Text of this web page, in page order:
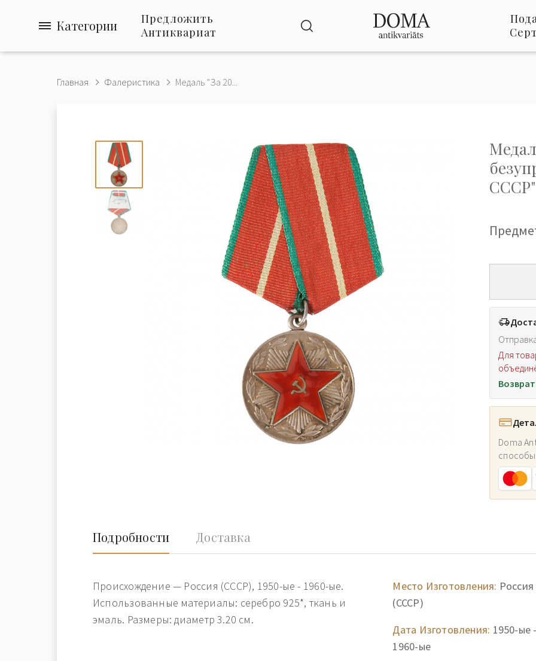
Категории
Предложить
Антиквариат
Главная Фалеристика Медаль "За 20...
СССР"
Для
Doma
Подробности Доставка
Происхождение — Россия (СССР), 1950-ые - 1960-ые.
Использованные материалы: серебро 925*, ткань и
эмаль. Размеры: диаметр 3.20 см.
Место Изготовления: Россия
(СССР)
Дата Изготовления: 1950-ые
1960-ые